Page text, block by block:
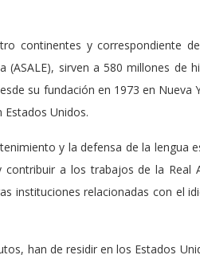
continentes y correspondiente
(ASALE), sirven a 580 millones de
su fundación en 1973 en Nueva
Unidos.
y la defensa de la lengua
a los trabajos de la Real
instituciones relacionadas con el
han de residir en los Estados